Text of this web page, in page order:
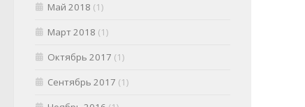
Май 2018 (1)
Март 2018 (1)
Октябрь 2017 (1)
Сентябрь 2017 (1)